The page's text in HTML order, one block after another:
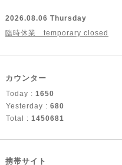
2026.08.06 Thursday
臨時休業 temporary closed
カウンター
Today : 1650
Yesterday : 680
Total : 1450681
携帯サイト